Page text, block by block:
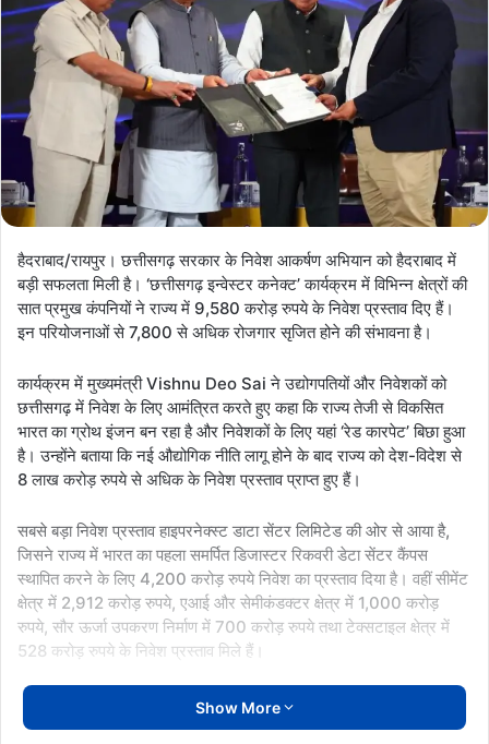
हैदराबाद/रायपुर। छत्तीसगढ़ सरकार के निवेश आकर्षण अभियान को हैदराबाद में
बड़ी सफलता मिली है। ‘छत्तीसगढ़ इन्वेस्टर कनेक्ट’ कार्यक्रम में विभिन्न क्षेत्रों की
सात प्रमुख कंपनियों ने राज्य में 9,580 करोड़ रुपये के निवेश प्रस्ताव दिए हैं।
इन परियोजनाओं से 7,800 से अधिक रोजगार सृजित होने की संभावना है।
कार्यक्रम में मुख्यमंत्री Vishnu Deo Sai ने उद्योगपतियों और निवेशकों को
छत्तीसगढ़ में निवेश के लिए आमंत्रित करते हुए कहा कि राज्य तेजी से विकसित
भारत का ग्रोथ इंजन बन रहा है और निवेशकों के लिए यहां ‘रेड कारपेट’ बिछा हुआ
है। उन्होंने बताया कि नई औद्योगिक नीति लागू होने के बाद राज्य को देश-विदेश से
8 लाख करोड़ रुपये से अधिक के निवेश प्रस्ताव प्राप्त हुए हैं।
सबसे बड़ा निवेश प्रस्ताव हाइपरनेक्स्ट डाटा सेंटर लिमिटेड की ओर से आया है,
जिसने राज्य में भारत का पहला समर्पित डिजास्टर रिकवरी डेटा सेंटर कैंपस
स्थापित करने के लिए 4,200 करोड़ रुपये निवेश का प्रस्ताव दिया है। वहीं सीमेंट
क्षेत्र में 2,912 करोड़ रुपये, एआई और सेमीकंडक्टर क्षेत्र में 1,000 करोड़
रुपये, सौर ऊर्जा उपकरण निर्माण में 700 करोड़ रुपये तथा टेक्सटाइल क्षेत्र में
528 करोड़ रुपये के निवेश प्रस्ताव मिले हैं।
मुख्यमंत्री ने कहा कि छत्तीसगढ़ देश का उभरता हुआ लॉजिस्टिक और औद्योगिक
हब है। आईटी, डेटा सेंटर, फार्मा, टेक्सटाइल, इलेक्ट्रॉनिक्स, सेमीकंडक्टर और
Show More